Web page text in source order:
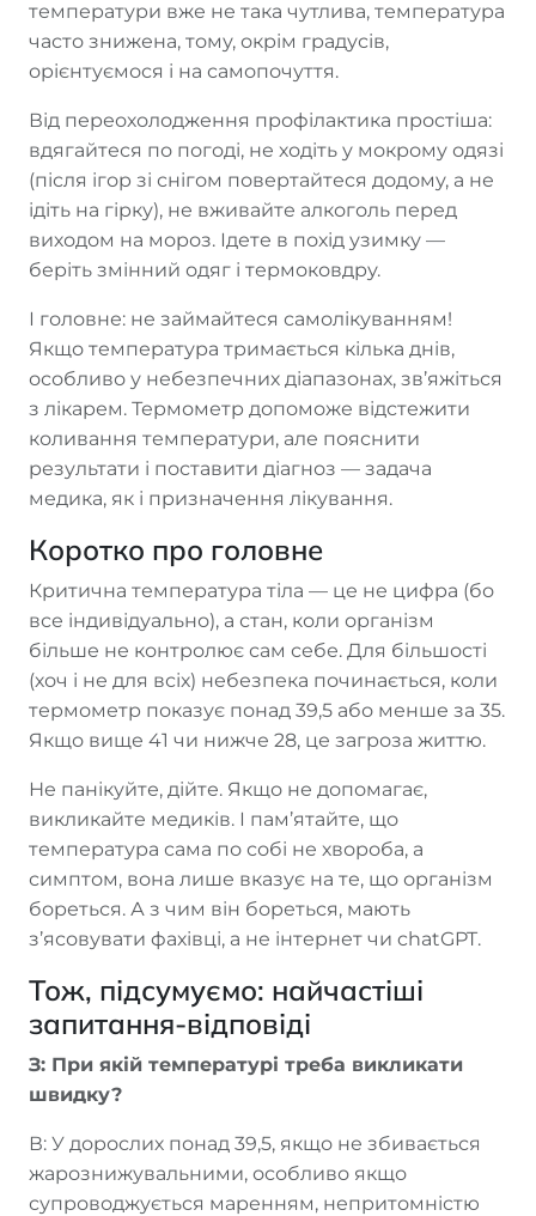
температури вже не така чутлива, температура
часто знижена, тому, окрім градусів,
орієнтуємося і на самопочуття.
Від переохолодження профілактика простіша:
вдягайтеся по погоді, не ходіть у мокрому одязі
(після ігор зі снігом повертайтеся додому, а не
ідіть на гірку), не вживайте алкоголь перед
виходом на мороз. Ідете в похід узимку —
беріть змінний одяг і термоковдру.
І головне: не займайтеся самолікуванням!
Якщо температура тримається кілька днів,
особливо у небезпечних діапазонах, зв’яжіться
з лікарем. Термометр допоможе відстежити
коливання температури, але пояснити
результати і поставити діагноз — задача
медика, як і призначення лікування.
Коротко про головне
Критична температура тіла — це не цифра (бо
все індивідуально), а стан, коли організм
більше не контролює сам себе. Для більшості
(хоч і не для всіх) небезпека починається, коли
термометр показує понад 39,5 або менше за 35.
Якщо вище 41 чи нижче 28, це загроза життю.
Не панікуйте, дійте. Якщо не допомагає,
викликайте медиків. І пам’ятайте, що
температура сама по собі не хвороба, а
симптом, вона лише вказує на те, що організм
бореться. А з чим він бореться, мають
з’ясовувати фахівці, а не інтернет чи chatGPT.
Тож, підсумуємо: найчастіші
запитання-відповіді
З: При якій температурі треба викликати
швидку?
В: У дорослих понад 39,5, якщо не збивається
жарознижувальними, особливо якщо
супроводжується маренням, непритомністю